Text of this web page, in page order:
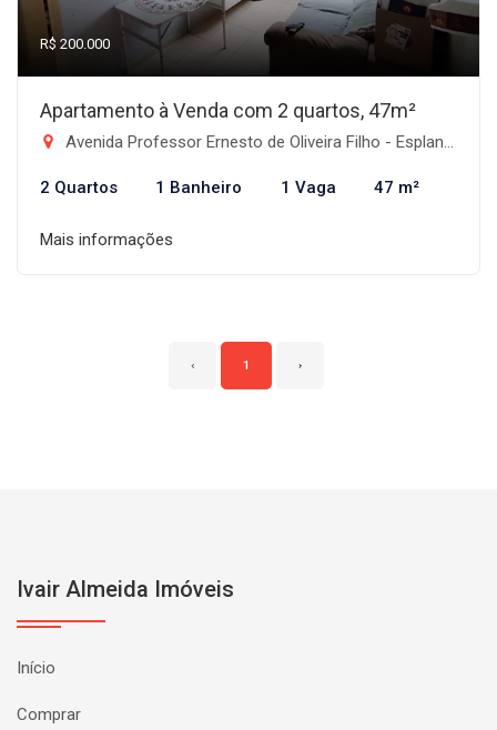
R$ 200.000
Apartamento à Venda com 2 quartos, 47m²
Avenida Professor Ernesto de Oliveira Filho - Esplanada Independência, Taubaté-SP
2 Quartos 1 Banheiro 1 Vaga 47 m²
Mais informações
‹ 1 ›
Ivair Almeida Imóveis
Início
Comprar